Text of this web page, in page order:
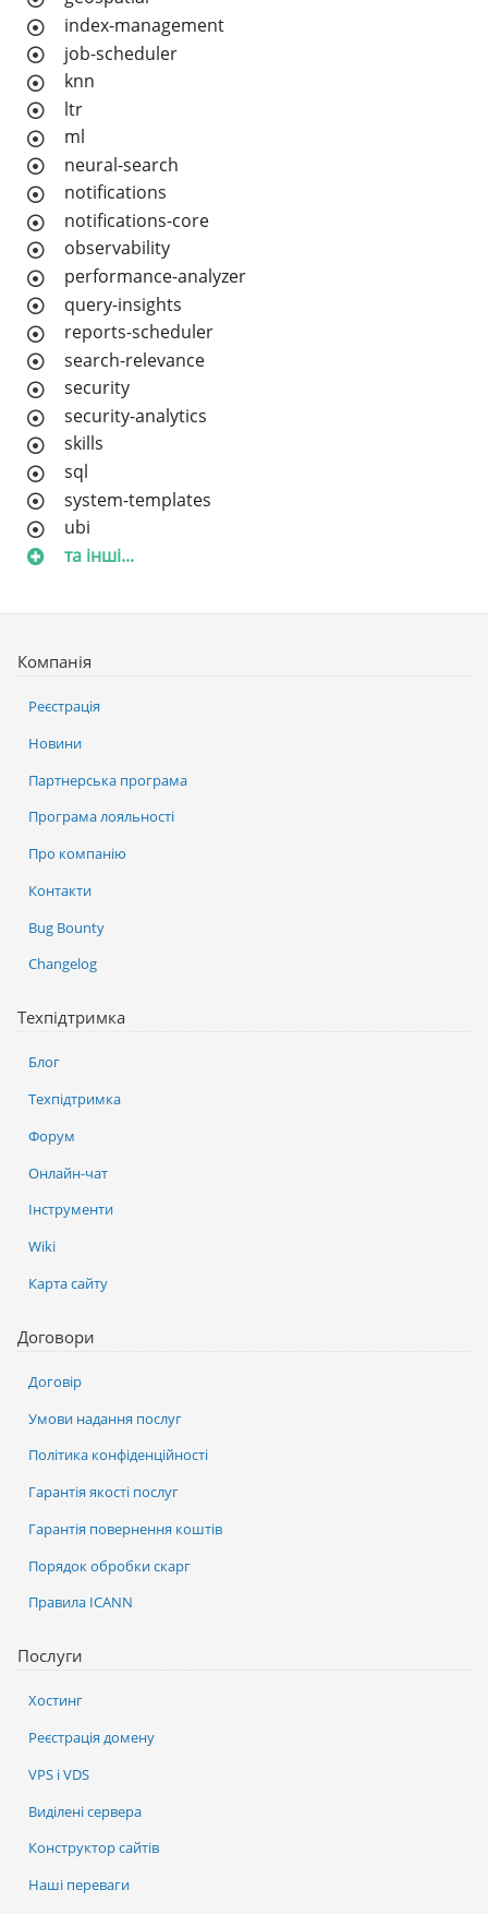
index-management
job-scheduler
knn
ltr
ml
neural-search
notifications
notifications-core
observability
performance-analyzer
query-insights
reports-scheduler
search-relevance
security
security-analytics
skills
sql
system-templates
ubi
та інші...
Послуги
Хостинг
Реєстрація домену
VPS і VDS
Виділені сервера
Конструктор сайтів
Наші переваги
Компанія
Реєстрація
Новини
Партнерська програма
Програма лояльності
Про компанію
Контакти
Bug Bounty
Changelog
Техпідтримка
Блог
Техпідтримка
Форум
Онлайн-чат
Інструменти
Wiki
Карта сайту
Договори
Договір
Умови надання послуг
Політика конфіденційності
Гарантія якості послуг
Гарантія повернення коштів
Порядок обробки скарг
Правила ICANN